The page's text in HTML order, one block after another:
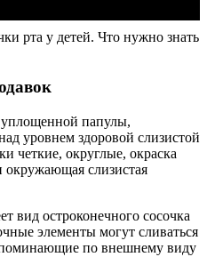
рта у детей. Что нужно знать
уплощенной папулы,
уровнем здоровой слизистой
четкие, округлые, окраска
окружающая слизистая
вид остроконечного сосочка
элементы могут сливаться
по внешнему виду